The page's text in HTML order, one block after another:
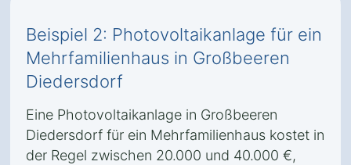
Beispiel 2: Photovoltaikanlage für ein
Mehrfamilienhaus in Großbeeren
Diedersdorf
Eine Photovoltaikanlage in Großbeeren
Diedersdorf für ein Mehrfamilienhaus kostet in
der Regel zwischen 20.000 und 40.000 €,